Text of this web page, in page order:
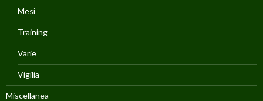
Mesi
Training
Varie
Vigilia
Miscellanea